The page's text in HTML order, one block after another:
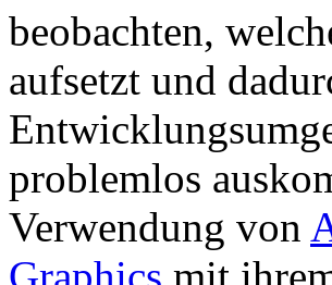
beobachten,
aufsetzt und
problemlos
Verwendung von